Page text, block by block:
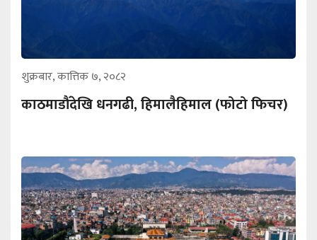
शुक्रबार, कात्तिक ७, २०८२
काठमाडौंदेखि धनगढी, हिमालैहिमाल (फोटो फिचर)